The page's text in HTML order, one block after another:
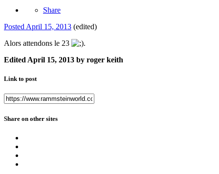
Share
Posted April 15, 2013 (edited)
Alors attendons le 23
.
Edited April 15, 2013 by roger keith
Link to post
Share on other sites